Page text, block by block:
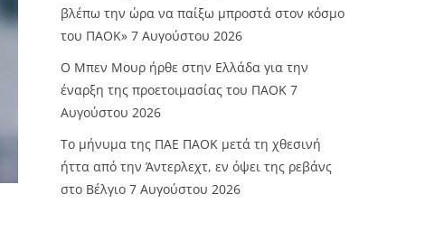
βλέπω την ώρα να παίξω μπροστά στον κόσμο
του ΠΑΟΚ» 7 Αυγούστου 2026
O Mπεν Μουρ ήρθε στην Ελλάδα για την
έναρξη της προετοιμασίας του ΠΑΟΚ 7
Αυγούστου 2026
Το μήνυμα της ΠΑΕ ΠΑΟΚ μετά τη χθεσινή
ήττα από την Άντερλεχτ, εν όψει της ρεβάνς
στο Βέλγιο 7 Αυγούστου 2026